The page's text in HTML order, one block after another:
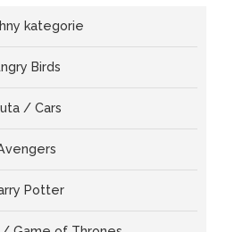
kategorie
Birds
/ Cars
Potter